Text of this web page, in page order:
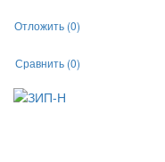
Отложить (0)
Сравнить (0)